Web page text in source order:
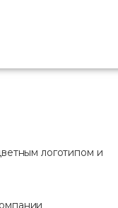
логотипом и